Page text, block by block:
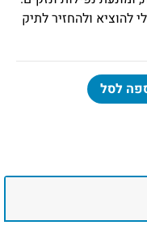
להוציא ולהחזיר לתיק
לסל